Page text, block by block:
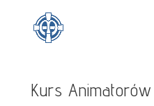
Kurs Animatorów